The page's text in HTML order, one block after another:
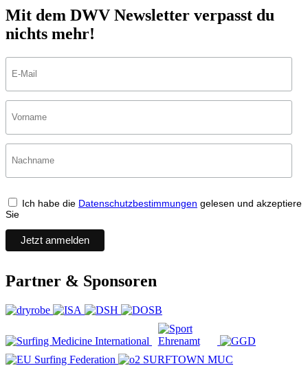
Mit dem DWV Newsletter verpasst du
nichts mehr!
Ich habe die Datenschutzbestimmungen gelesen und akzeptiere
Sie
Partner & Sponsoren